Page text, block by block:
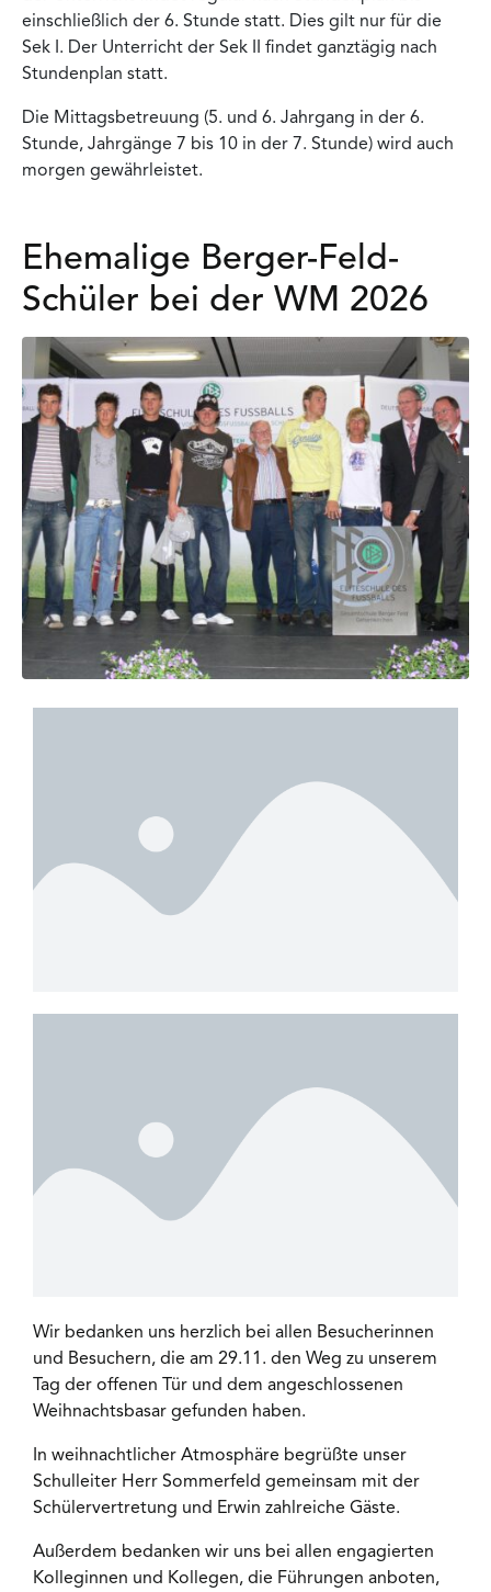
einschließlich der 6. Stunde statt. Dies gilt nur für die
Sek I. Der Unterricht der Sek II findet ganztägig nach
Stundenplan statt.
Die Mittagsbetreuung (5. und 6. Jahrgang in der 6.
Stunde, Jahrgänge 7 bis 10 in der 7. Stunde) wird auch
morgen gewährleistet.
Ehemalige Berger-Feld-
Schüler bei der WM 2026
Wir bedanken uns herzlich bei allen Besucherinnen
und Besuchern, die am 29.11. den Weg zu unserem
Tag der offenen Tür und dem angeschlossenen
Weihnachtsbasar gefunden haben.
In weihnachtlicher Atmosphäre begrüßte unser
Schulleiter Herr Sommerfeld gemeinsam mit der
Schülervertretung und Erwin zahlreiche Gäste.
Außerdem bedanken wir uns bei allen engagierten
Kolleginnen und Kollegen, die Führungen anboten,